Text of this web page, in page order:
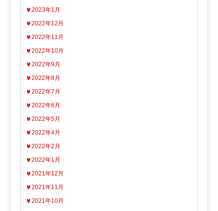
2023年1月
2022年12月
2022年11月
2022年10月
2022年9月
2022年8月
2022年7月
2022年6月
2022年5月
2022年4月
2022年2月
2022年1月
2021年12月
2021年11月
2021年10月